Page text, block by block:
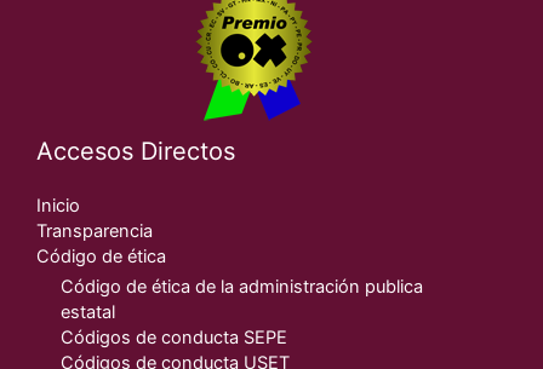
Accesos Directos
Inicio
Transparencia
Código de ética
Código de ética de la administración publica
estatal
Códigos de conducta SEPE
Códigos de conducta USET